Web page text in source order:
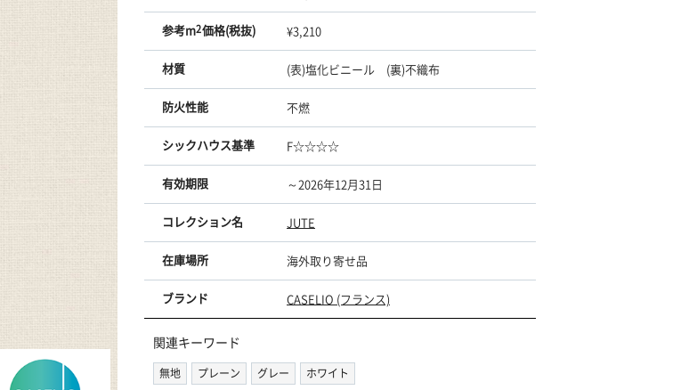
参考m2価格(税抜) ¥3,210
材質 (表)塩化ビニール (裏)不織布
防火性能 不燃
シックハウス基準 F☆☆☆☆
有効期限 ～2026年12月31日
コレクション名 JUTE
在庫場所 海外取り寄せ品
ブランド CASELIO (フランス)
関連キーワード
無地 プレーン グレー ホワイト